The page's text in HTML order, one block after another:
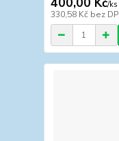
/ks
330,58 Kč bez